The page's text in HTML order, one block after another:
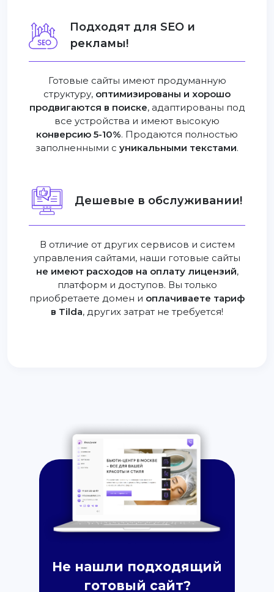
Подходят для SEO и
рекламы!
Готовые сайты имеют продуманную
структуру, оптимизированы и хорошо
продвигаются в поиске, адаптированы под
все устройства и имеют высокую
конверсию 5-10%. Продаются полностью
заполненными с уникальными текстами.
Дешевые в обслуживании!
В отличие от других сервисов и систем
управления сайтами, наши готовые сайты
не имеют расходов на оплату лицензий,
платформ и доступов. Вы только
приобретаете домен и оплачиваете тариф
в Tilda, других затрат не требуется!
Не нашли подходящий
готовый сайт?